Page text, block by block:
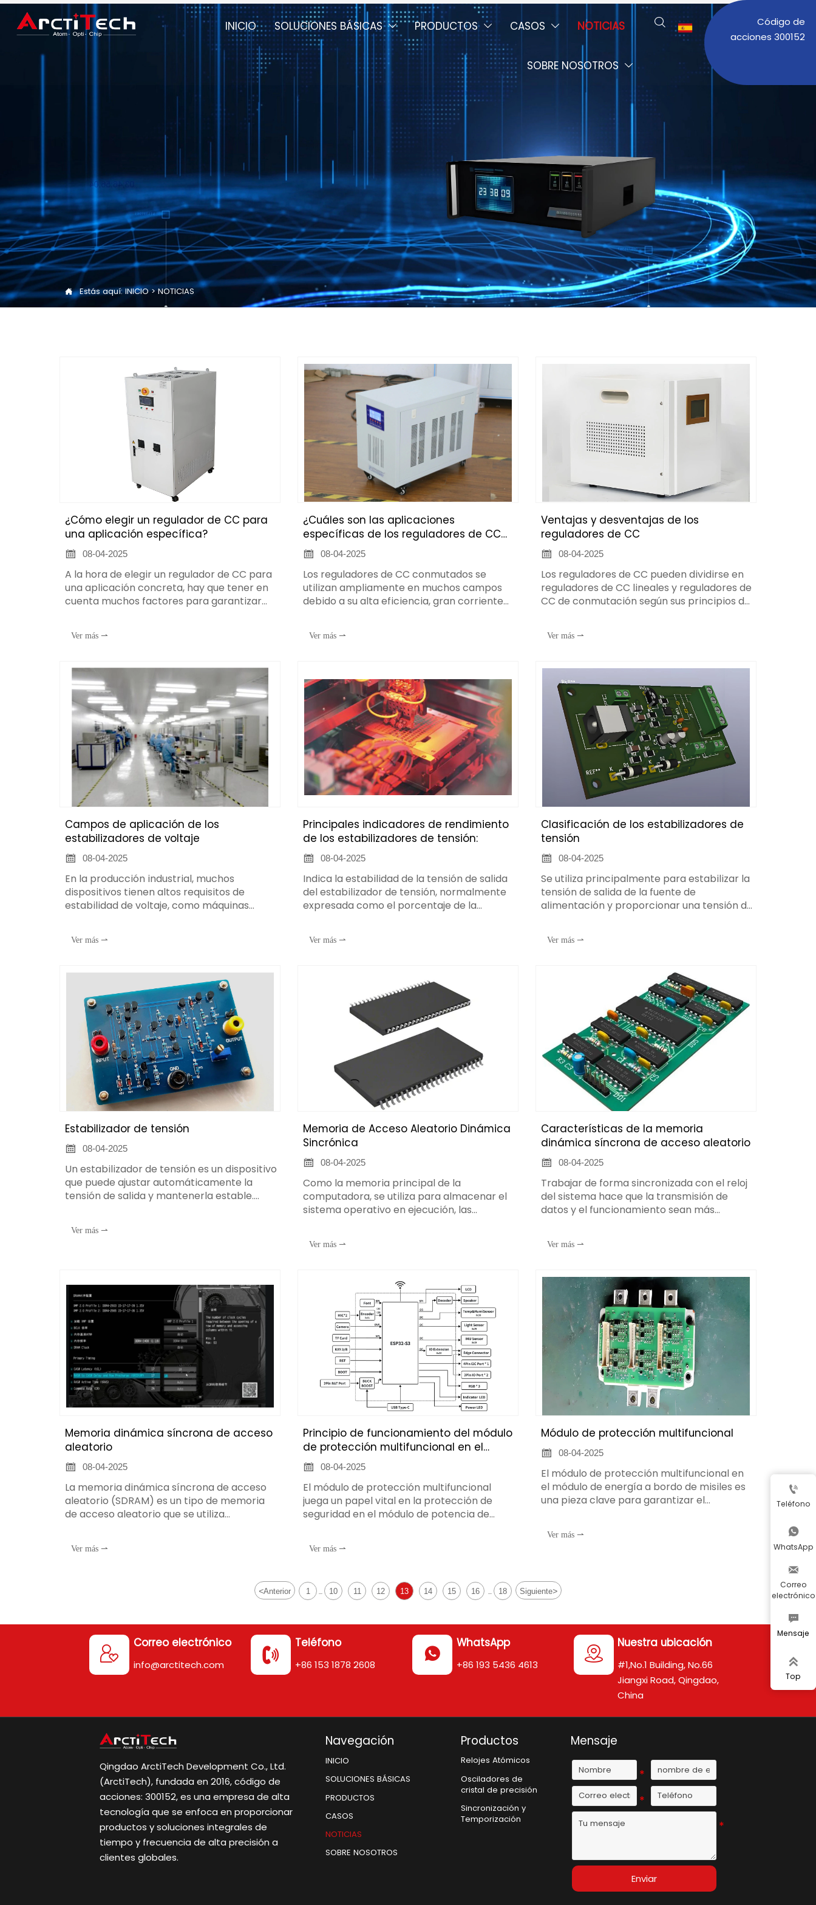
INICIO SOLUCIONES BÁSICAS  PRODUCTOS  CASOS  NOTICIAS
SOBRE NOSOTROS 
 
Código de
acciones 300152
 Estás aquí:INICIO>NOTICIAS
¿Cómo elegir un regulador de CC para
una aplicación específica?
 08-04-2025
A la hora de elegir un regulador de CC para
una aplicación concreta, hay que tener en
cuenta muchos factores para garantizar
algunos puntos clave a tener en cuenta:
Ver más ⇀
¿Cuáles son las aplicaciones
específicas de los reguladores de CC
conmutados?
 08-04-2025
Los reguladores de CC conmutados se
utilizan ampliamente en muchos campos
debido a su alta eficiencia, gran corriente
algunos escenarios de aplicación
Ver más ⇀
Ventajas y desventajas de los
reguladores de CC
 08-04-2025
Los reguladores de CC pueden dividirse en
reguladores de CC lineales y reguladores de
CC de conmutación según sus principios de
inconvenientes:
Ver más ⇀
Campos de aplicación de los
estabilizadores de voltaje
 08-04-2025
En la producción industrial, muchos
dispositivos tienen altos requisitos de
estabilidad de voltaje, como máquinas
estabilizadores de voltaje pueden
a un voltaje estable, mejorar la eficiencia de
producción y la calidad del producto, y
reducir el riesgo de fallos y daños en los
equipos.
Ver más ⇀
Principales indicadores de rendimiento
de los estabilizadores de tensión:
 08-04-2025
Indica la estabilidad de la tensión de salida
del estabilizador de tensión, normalmente
expresada como el porcentaje de la
una precisión de regulación de tensión de
nominal. Cuanto mayor sea la precisión de
la regulación de tensión, más estable será
la tensión de salida.
Ver más ⇀
Clasificación de los estabilizadores de
tensión
 08-04-2025
Se utiliza principalmente para estabilizar la
tensión de salida de la fuente de
alimentación y proporcionar una tensión de
estabilizador de tensión de alimentación de
alimentación de laboratorios, etc., para
garantizar que los equipos funcionen con
normalidad bajo una tensión estable y
protegerlos de los daños causados por las
fluctuaciones de tensión.
Ver más ⇀
Estabilizador de tensión
 08-04-2025
Un estabilizador de tensión es un dispositivo
que puede ajustar automáticamente la
tensión de salida y mantenerla estable.
alimentación. A continuación se presenta
Ver más ⇀
Memoria de Acceso Aleatorio Dinámica
Sincrónica
 08-04-2025
Como la memoria principal de la
computadora, se utiliza para almacenar el
sistema operativo en ejecución, las
de la capacidad y la velocidad de la SDRAM.
operativa y la velocidad de respuesta de la
computadora.
Ver más ⇀
Características de la memoria
dinámica síncrona de acceso aleatorio
 08-04-2025
Trabajar de forma sincronizada con el reloj
del sistema hace que la transmisión de
datos y el funcionamiento sean más
de datos. Puede transmitir y operar datos
reloj, y puede trabajar mejor con otros
componentes del sistema (como CPU,
chipset, etc.).
Ver más ⇀
Memoria dinámica síncrona de acceso
aleatorio
 08-04-2025
La memoria dinámica síncrona de acceso
aleatorio (SDRAM) es un tipo de memoria
de acceso aleatorio que se utiliza
manera:
Ver más ⇀
Principio de funcionamiento del módulo
de protección multifuncional en el
módulo de potencia de misiles
 08-04-2025
El módulo de protección multifuncional
juega un papel vital en la protección de
seguridad en el módulo de potencia de
funcionamiento y cooperan entre sí para
sistema de potencia de misiles. A
continuación se presenta una introducción
Ver más ⇀
Módulo de protección multifuncional
 08-04-2025
El módulo de protección multifuncional en
el módulo de energía a bordo de misiles es
una pieza clave para garantizar el
general tiene las siguientes funciones y
Ver más ⇀
<Anterior 1 ... 10 11 12 13 14 15 16 ... 18 Siguiente>

Correo electrónico
info@arctitech.com

Teléfono
+86 153 1878 2608

WhatsApp
+86 193 5436 4613

Nuestra ubicación
#1,No.1 Building, No.66
Jiangxi Road, Qingdao,
China
Qingdao ArctiTech Development Co., Ltd.
(ArctiTech), fundada en 2016, código de
acciones: 300152, es una empresa de alta
tecnología que se enfoca en proporcionar
productos y soluciones integrales de
tiempo y frecuencia de alta precisión a
clientes globales.
Navegación
INICIO
SOLUCIONES BÁSICAS
PRODUCTOS
CASOS
NOTICIAS
SOBRE NOSOTROS
Productos
Relojes Atómicos
Osciladores de
cristal de precisión
Sincronización y
Temporización
Mensaje
Enviar

Teléfono

WhatsApp

Correo
electrónico

Mensaje

Top